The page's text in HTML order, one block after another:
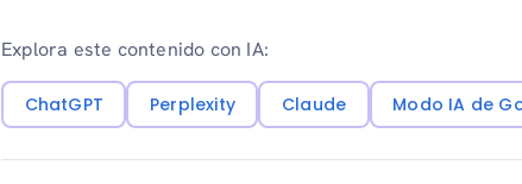
Explora este contenido con IA:
ChatGPT Perplexity Claude Modo IA de